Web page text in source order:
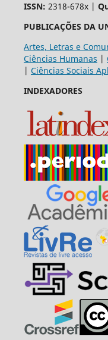
ISSN: 2318-678x |
PUBLICAÇÕES DA
Artes, Letras e
Ciências Humanas |
| Ciências Sociais
INDEXADORES